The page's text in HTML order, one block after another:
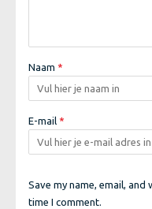
Naam *
E-mail *
Save my name, email,
time I comment.